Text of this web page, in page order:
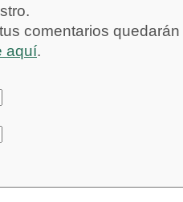
comentarios
aquí.